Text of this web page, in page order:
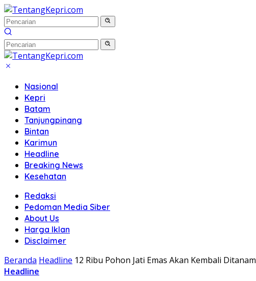
Langsung
ke
konten
Nasional
Kepri
Batam
Tanjungpinang
Bintan
Karimun
Headline
Breaking News
Kesehatan
Redaksi
Pedoman Media Siber
About Us
Harga Iklan
Disclaimer
Beranda Headline 12 Ribu Pohon Jati Emas Akan Kembali Ditanam
Headline